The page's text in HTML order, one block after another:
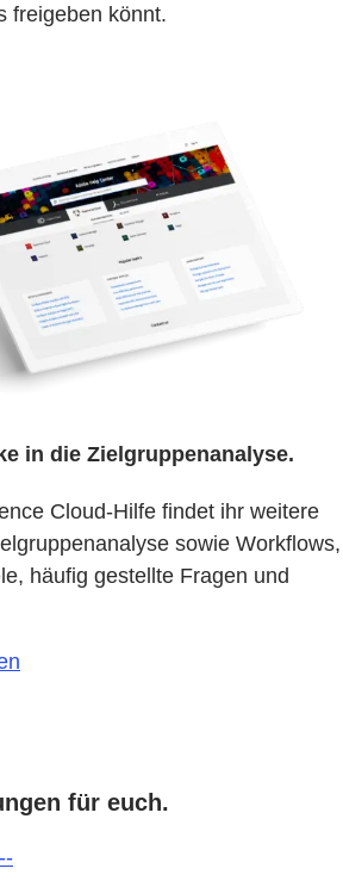
freigeben könnt.
in die Zielgruppenanalyse.
Cloud-Hilfe findet ihr weitere
sowie Workflows,
häufig gestellte Fragen und
für euch.